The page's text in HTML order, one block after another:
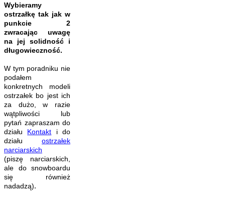
Wybieramy
ostrzałkę tak jak w
punkcie 2
zwracając uwagę
na jej solidność i
długowieczność.
W tym poradniku nie
podałem
konkretnych modeli
ostrzałek bo jest ich
za dużo, w razie
wątpliwości lub
pytań zapraszam do
działu Kontakt i do
działu ostrzałek
narciarskich
(piszę narciarskich,
ale do snowboardu
się również
nadadzą).